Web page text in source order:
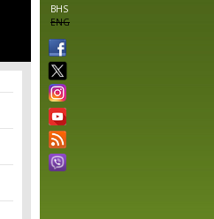
BHS
ENG